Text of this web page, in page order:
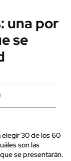
una por
se
elegir 30 de los 60
son las
se presentarán.